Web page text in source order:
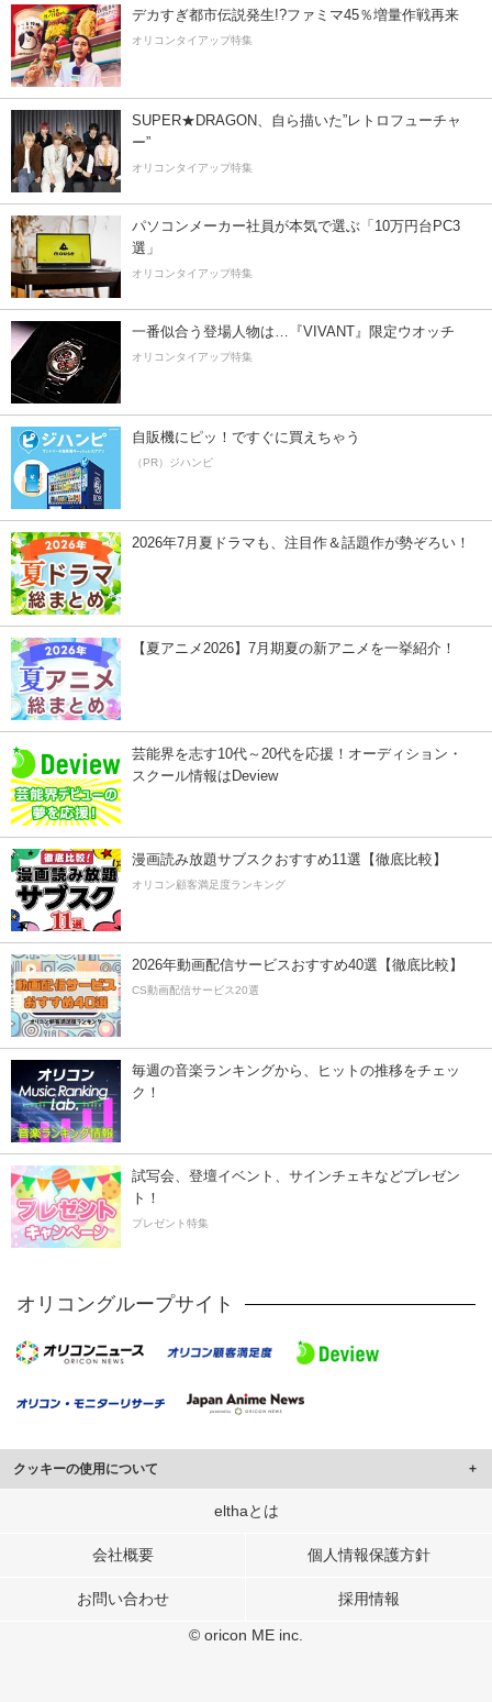
デカすぎ都市伝説発生!?ファミマ45％増量作戦再来
オリコンタイアップ特集
SUPER★DRAGON、自ら描いた”レトロフューチャ
ー”
オリコンタイアップ特集
パソコンメーカー社員が本気で選ぶ「10万円台PC3
選」
オリコンタイアップ特集
一番似合う登場人物は…『VIVANT』限定ウオッチ
オリコンタイアップ特集
自販機にピッ！ですぐに買えちゃう
（PR）ジハンピ
2026年7月夏ドラマも、注目作＆話題作が勢ぞろい！
【夏アニメ2026】7月期夏の新アニメを一挙紹介！
芸能界を志す10代～20代を応援！オーディション・
スクール情報はDeview
漫画読み放題サブスクおすすめ11選【徹底比較】
オリコン顧客満足度ランキング
2026年動画配信サービスおすすめ40選【徹底比較】
CS動画配信サービス20選
毎週の音楽ランキングから、ヒットの推移をチェッ
ク！
試写会、登壇イベント、サインチェキなどプレゼン
ト！
プレゼント特集
オリコングループサイト
クッキーの使用について
このサイトでは Cookie を使用して、ユーザーに合わせたコンテンツや広告の
行っています。
メディアや広告配信、データ解析の各パートナーに提供しています。
elthaとは
会社概要 個人情報保護方針
お問い合わせ 採用情報
© oricon ME inc.